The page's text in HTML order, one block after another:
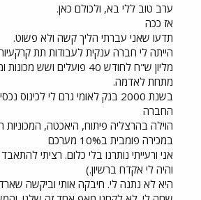
ערב טוב ללי בא, ולכולם כאן.
אז ככה
תדעו שאני עברתי הליך קשה ולא פשוט.
מליון ש"ח לחודש 40 פועלים
מתחת לאדמה.
בשנת 2000 בנק לאומי גרם לי
החברה
הוילה בהרצליה פיתוח, היאכטה, המכוניות
במכירה פומבית ב10% מערכם
אני ורעייתי נותרנו בלי כלום. רציתי
והיה לי אקדח ברשיון.)
היא לא נתנה לי. חיבקה אותי וביקשה